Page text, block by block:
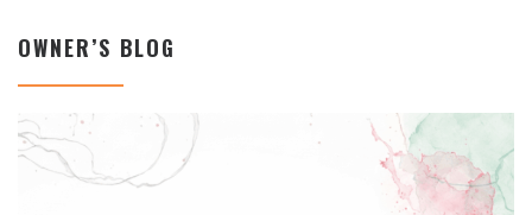
OWNER’S BLOG